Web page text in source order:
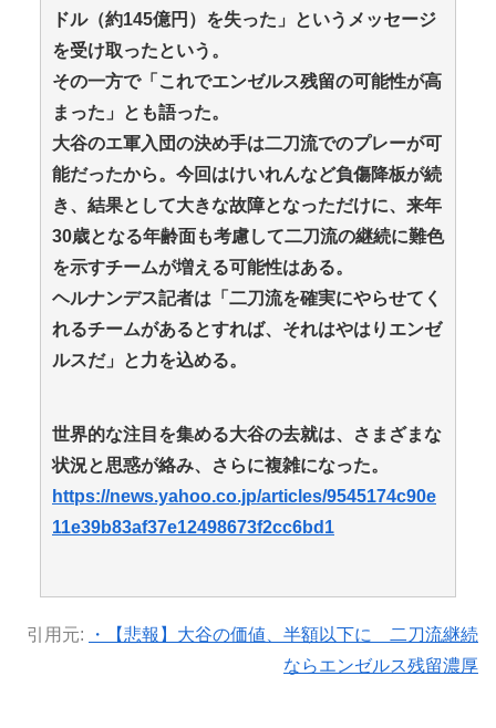
ドル（約145億円）を失った」というメッセージ
を受け取ったという。
その一方で「これでエンゼルス残留の可能性が高
まった」とも語った。
大谷のエ軍入団の決め手は二刀流でのプレーが可
能だったから。今回はけいれんなど負傷降板が続
き、結果として大きな故障となっただけに、来年
30歳となる年齢面も考慮して二刀流の継続に難色
を示すチームが増える可能性はある。
ヘルナンデス記者は「二刀流を確実にやらせてく
れるチームがあるとすれば、それはやはりエンゼ
ルスだ」と力を込める。
世界的な注目を集める大谷の去就は、さまざまな
状況と思惑が絡み、さらに複雑になった。
https://news.yahoo.co.jp/articles/9545174c90e
11e39b83af37e12498673f2cc6bd1
引用元:
・【悲報】大谷の価値、半額以下に 二刀流継続
ならエンゼルス残留濃厚